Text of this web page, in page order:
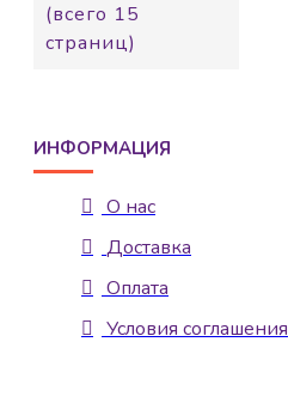
(всего 15
страниц)
ИНФОРМАЦИЯ
О нас
Доставка
Оплата
Условия соглашения